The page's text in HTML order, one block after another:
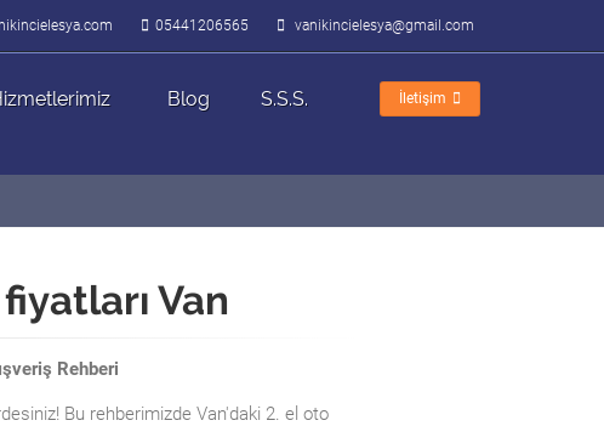
05441206565 vanikincielesya@gmail.com
Blog S.S.S. İletişim
Van
Rehberi
Bu rehberimizde Van'daki 2. el oto